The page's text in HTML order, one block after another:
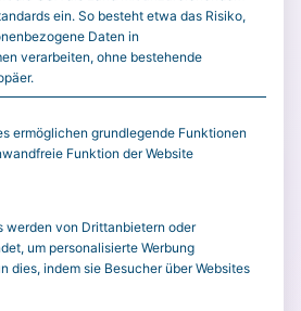
420 fixes over the previous
is the signal. The
one month what had previously
Original öffnen
indexieren willst, deaktiviere in
noindex/canonical.
ein. So besteht etwa das Risiko,
Daten in
verarbeiten, ohne bestehende
der Service-Gruppen, für die eine
ermöglichen grundlegende Funktionen
Funktion der Website
werden von Drittanbietern oder
um personalisierte Werbung
dies, indem sie Besucher über Websites